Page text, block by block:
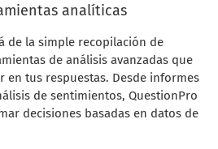
analíticas
de la simple recopilación de
de análisis avanzadas que
tus respuestas. Desde informes
de sentimientos, QuestionPro
decisiones basadas en datos de